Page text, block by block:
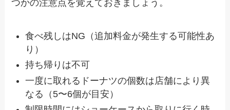
つかの注意点を覚えておきましょう。
食べ残しはNG（追加料金が発生する可能性あ
り）
持ち帰りは不可
一度に取れるドーナツの個数は店舗により異
なる（5〜6個が目安）